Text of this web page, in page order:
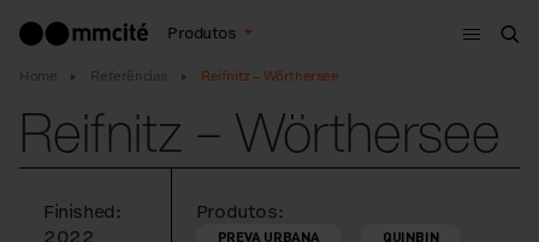
Produtos
Menu
Home Referências Reifnitz – Wörthersee
Reifnitz – Wörthersee
Finished:
2022
Produtos:
PREVA URBANA QUINBIN